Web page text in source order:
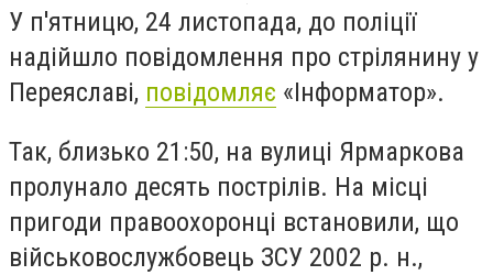
У п'ятницю, 24 листопада, до поліції
надійшло повідомлення про стрілянину у
Переяславі, повідомляє «Інформатор».
Так, близько 21:50, на вулиці Ярмаркова
пролунало десять пострілів. На місці
пригоди правоохоронці встановили, що
військовослужбовець ЗСУ 2002 р. н.,